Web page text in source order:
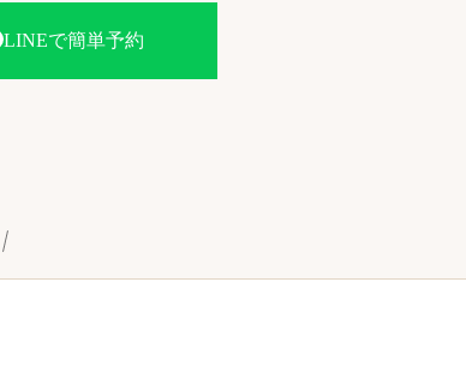
LINEで簡単予約